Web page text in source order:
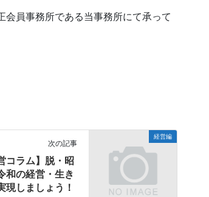
員事務所である当事務所にて承って
経営編
次の記事
コラム】脱・昭
和の経営・生き
現しましょう！